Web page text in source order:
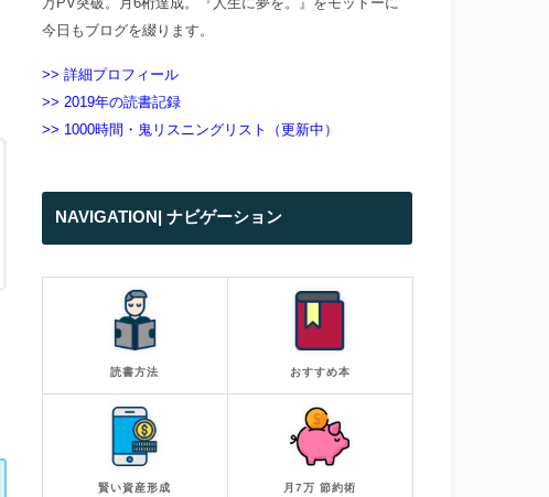
今日もブログを綴ります。
>> 詳細プロフィール
>> 2019年の読書記録
>> 1000時間・鬼リスニングリスト（更新中）
NAVIGATION| ナビゲーション
読書方法 おすすめ本
賢い資産形成 月7万 節約術